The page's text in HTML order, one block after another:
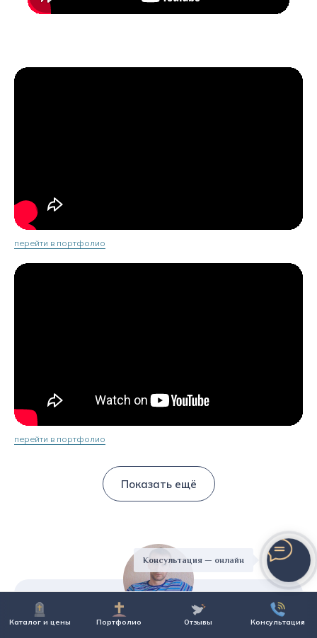
Каталог и цены Портфолио Отзывы Консультация
Консультация — онлайн
перейти в портфолио
перейти в портфолио
Показать ещё